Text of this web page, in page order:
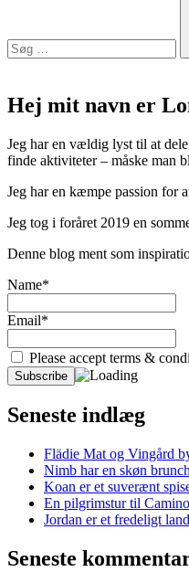
Hej mit navn er
Jeg har en vældig lyst til at
finde aktiviteter – måske man
Jeg har en kæmpe passion for
Jeg tog i foråret 2019 en
Denne blog ment som
Name*
Email*
Please accept terms &
Seneste indlæg
Flädie Mat og Vingård
Nimb har en skøn
Koan er et suverænt
En pilgrimstur til
Jordan er et fredeligt
Seneste